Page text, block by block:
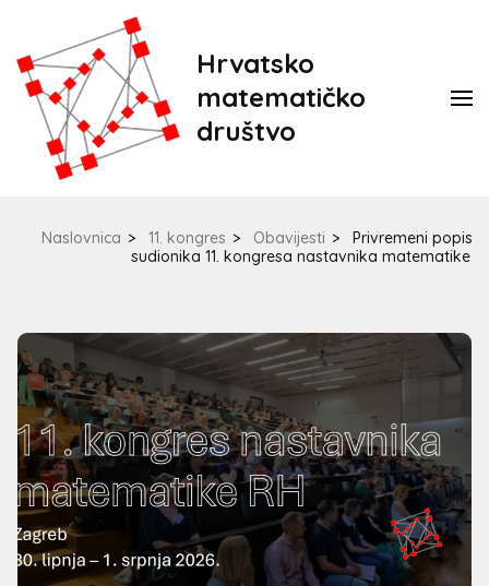
Hrvatsko
matematičko
društvo
Naslovnica > 11. kongres > Obavijesti >
Privremeni popis
sudionika 11. kongresa nastavnika matematike